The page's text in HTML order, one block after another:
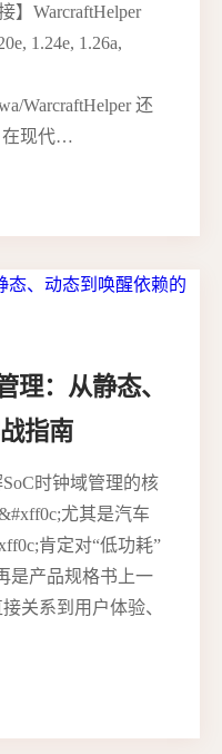
】WarcraftHelper
1.24e, 1.26a,
WarcraftHelper 还
在现代…
理：从静态、
指南
时钟域管理的核
尤其是汽车
肯定对“低功耗”
是产品规格书上一
关系到用户体验、